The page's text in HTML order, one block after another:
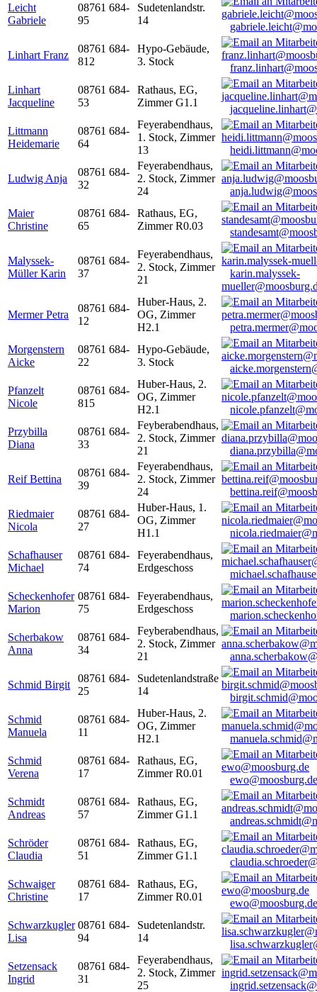
Leicht
Gabriele
08761 684-
95
Sudetenlandstr.
14
Linhart Franz
08761 684-
812
Hypo-Gebäude,
3. Stock
Linhart
Jacqueline
08761 684-
53
Rathaus, EG,
Zimmer G1.1
Littmann
Heidemarie
08761 684-
64
Feyerabendhaus,
1. Stock, Zimmer
13
Ludwig Anja
08761 684-
32
Feyerabendhaus,
2. Stock, Zimmer
24
Maier
Christine
08761 684-
65
Rathaus, EG,
Zimmer R0.03
Malyssek-
Müller Karin
08761 684-
37
Feyerabendhaus,
2. Stock, Zimmer
21
karin.malyssek-
Mermer Petra
08761 684-
12
Huber-Haus, 2.
OG, Zimmer
H2.1
Morgenstern
Aicke
08761 684-
22
Hypo-Gebäude,
3. Stock
Pfanzelt
Nicole
08761 684-
815
Huber-Haus, 2.
OG, Zimmer
H2.1
Przybilla
Diana
08761 684-
33
Feyberabendhaus,
2. Stock, Zimmer
21
Reif Bettina
08761 684-
39
Feyerabendhaus,
2. Stock, Zimmer
24
Riedmaier
Nicola
08761 684-
27
Huber-Haus, 1.
OG, Zimmer
H1.1
Schafhauser
Michael
08761 684-
74
Feyerabendhaus,
Erdgeschoss
Scheckenhofer
Marion
08761 684-
75
Feyerabendhaus,
Erdgeschoss
Scherbakow
Anna
08761 684-
34
Feyberabendhaus,
2. Stock, Zimmer
21
Schmid Birgit
08761 684-
25
Sudetenlandstraße
14
Schmid
Manuela
08761 684-
11
Huber-Haus, 2.
OG, Zimmer
H2.1
Schmid
Verena
08761 684-
17
Rathaus, EG,
Zimmer R0.01
ewo@moosburg.de
Schmidt
Andreas
08761 684-
57
Rathaus, EG,
Zimmer G1.1
Schröder
Claudia
08761 684-
51
Rathaus, EG,
Zimmer G1.1
Schwaiger
Christine
08761 684-
17
Rathaus, EG,
Zimmer R0.01
ewo@moosburg.de
Schwarzkugler
Lisa
08761 684-
94
Sudetenlandstr.
14
Setzensack
Ingrid
08761 684-
31
Feyerabendhaus,
2. Stock, Zimmer
25